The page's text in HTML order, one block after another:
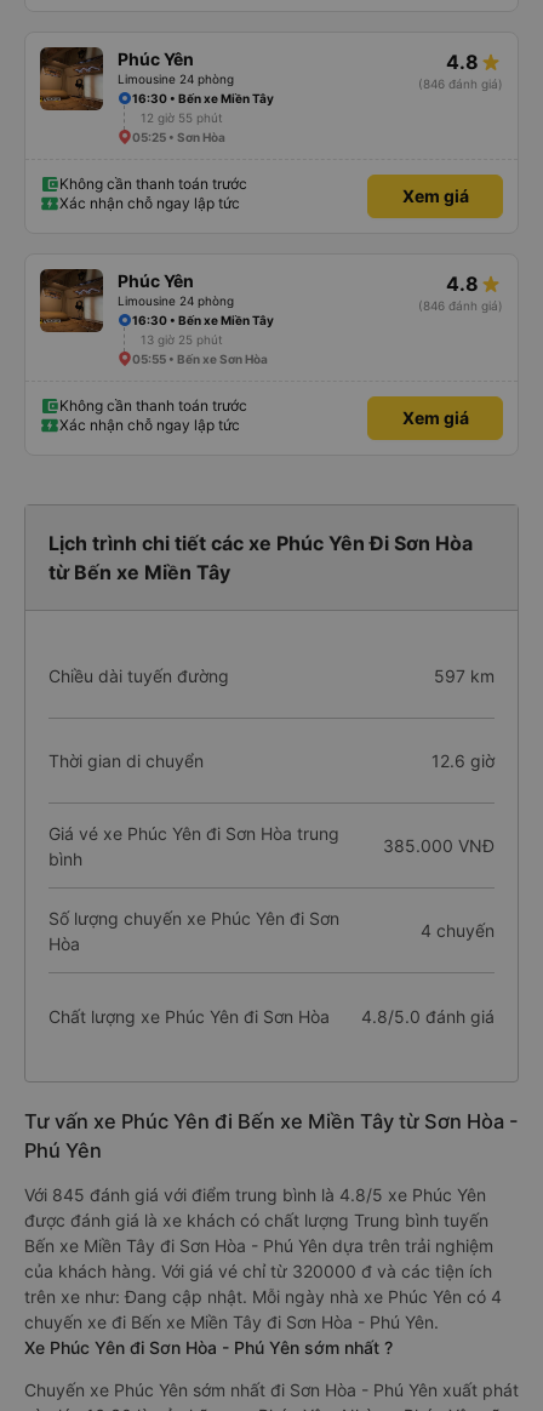
Phúc Yên
Limousine 24 phòng
4.8
(846 đánh giá)
16:30 • Bến xe Miền Tây
12 giờ 55 phút
05:25 • Sơn Hòa
Không cần thanh toán trước
Xác nhận chỗ ngay lập tức
Xem giá
Phúc Yên
Limousine 24 phòng
4.8
(846 đánh giá)
16:30 • Bến xe Miền Tây
13 giờ 25 phút
05:55 • Bến xe Sơn Hòa
Không cần thanh toán trước
Xác nhận chỗ ngay lập tức
Xem giá
Lịch trình chi tiết các xe Phúc Yên Đi Sơn Hòa
từ Bến xe Miền Tây
Chiều dài tuyến đường 597 km
Thời gian di chuyển 12.6 giờ
Giá vé xe Phúc Yên đi Sơn Hòa trung
bình
385.000 VNĐ
Số lượng chuyến xe Phúc Yên đi Sơn
Hòa
4 chuyến
Chất lượng xe Phúc Yên đi Sơn Hòa 4.8/5.0 đánh giá
Tư vấn xe Phúc Yên đi Bến xe Miền Tây từ Sơn Hòa -
Phú Yên
Với 845 đánh giá với điểm trung bình là 4.8/5 xe Phúc Yên
được đánh giá là xe khách có chất lượng Trung bình tuyến
Bến xe Miền Tây đi Sơn Hòa - Phú Yên dựa trên trải nghiệm
của khách hàng. Với giá vé chỉ từ 320000 đ và các tiện ích
trên xe như: Đang cập nhật. Mỗi ngày nhà xe Phúc Yên có 4
chuyến xe đi Bến xe Miền Tây đi Sơn Hòa - Phú Yên.
Xe Phúc Yên đi Sơn Hòa - Phú Yên sớm nhất ?
Chuyến xe Phúc Yên sớm nhất đi Sơn Hòa - Phú Yên xuất phát